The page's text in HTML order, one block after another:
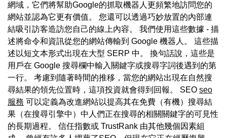
網域，它們將幫助Google的抓取機器人更頻繁地訪問您的
網站並認為它更有價值。 您還可以透過巧妙放置的內部連
結吸引訪客造訪您自己的線上內容。 我們使用這些數據 - 描
述將命令和資訊從您的網站傳輸到 Google 機器人。 這些描
述以短文本形式出現在大型 SERP 中。 換句話說，這些是
用戶在 Google 搜尋欄中輸入關鍵字或搜尋字詞後遇到的第
一行。 考慮到隨著時間的推移，當您的網站出現在自然搜
尋結果的領先位置時，這項投資就會得到回報。 SEO seo
服務 可以定義為改進網站以提高其在免費（有機）搜尋結
果（在搜尋引擎中）中人們正在搜尋的相關關鍵字的可見性
的長期過程。 信任指數或 TrustRank 由其他幾個因素組